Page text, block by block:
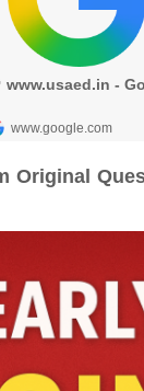
Original